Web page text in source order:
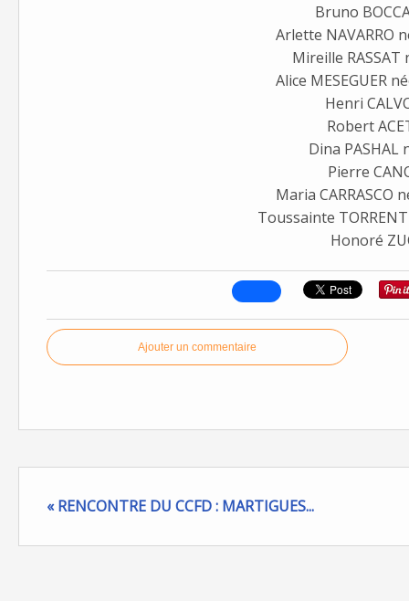
Bruno
Arlette NAVARRO
Mireille RASSAT
Alice MESEGUER
Henri
Robert
Dina PASHAL
Pierre
Maria CARRASCO
Toussainte
Honoré
Ajouter un commentaire
« RENCONTRE DU CCFD : MARTIGUES...